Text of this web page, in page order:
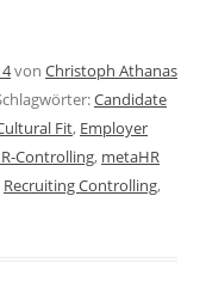
von Christoph Athanas
Candidate
Fit, Employer
Controlling, metaHR
Recruiting Controlling,